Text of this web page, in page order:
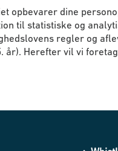
opbevarer dine
til statistiske og
regler og
år). Herefter vil vi